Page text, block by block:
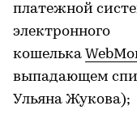
платежной
электронного
кошелька
выпадающем
Ульяна Жукова);